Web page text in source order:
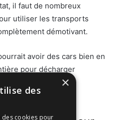
il faut de nombreux
utiliser les transports
démotivant.
avoir des cars bien en
pour décharger
×
des
des cookies pour